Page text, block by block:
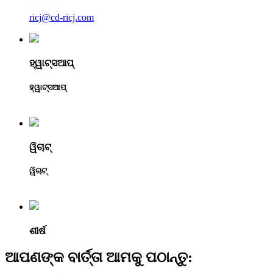
ricj@cd-ricj.com
ହ୍ୱାଟ୍ସଆପ୍
ହ୍ୱାଟ୍ସଆପ୍
ୱିଚାଟ୍
ୱିଚାଟ୍
ଶୀର୍ଷ
ଆପଣଙ୍କ ବାର୍ତ୍ତା ଆମକୁ ପଠାନ୍ତୁ: